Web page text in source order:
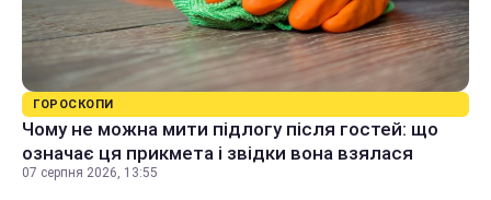
ГОРОСКОПИ
Чому не можна мити підлогу після гостей: що
означає ця прикмета і звідки вона взялася
07 серпня 2026, 13:55